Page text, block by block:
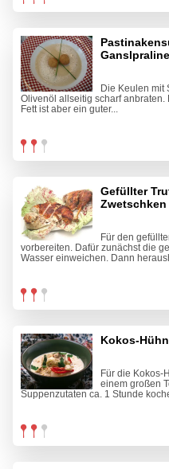
Die Keulen mit
Olivenöl allseitig scharf anbraten.
Fett ist aber ein guter...
Gefüllter
Zwetschken
Für den
vorbereiten. Dafür zunächst die
Wasser einweichen. Dann
Kokos-
Für die Kokos-
einem großen
Suppenzutaten ca. 1 Stunde